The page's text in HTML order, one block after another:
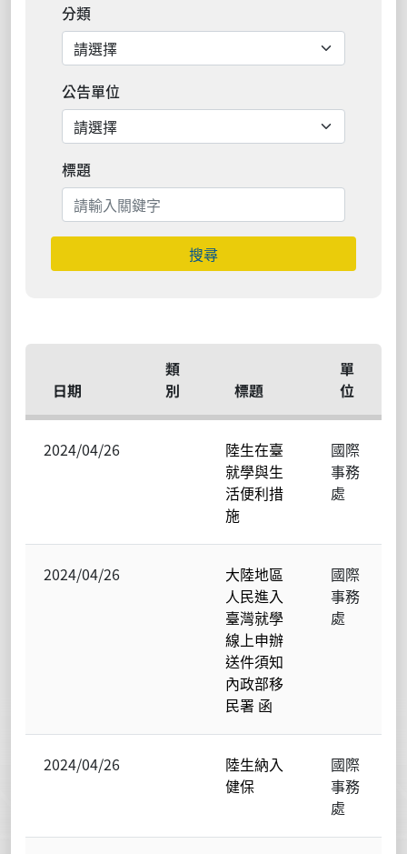
分類
公告單位
標題
搜尋
日期
類
別
標題
單
位
2024/04/26
陸生在臺
就學與生
活便利措
施
國際
事務
處
2024/04/26
大陸地區
人民進入
臺灣就學
線上申辦
送件須知
內政部移
民署 函
國際
事務
處
2024/04/26
陸生納入
健保
國際
事務
處